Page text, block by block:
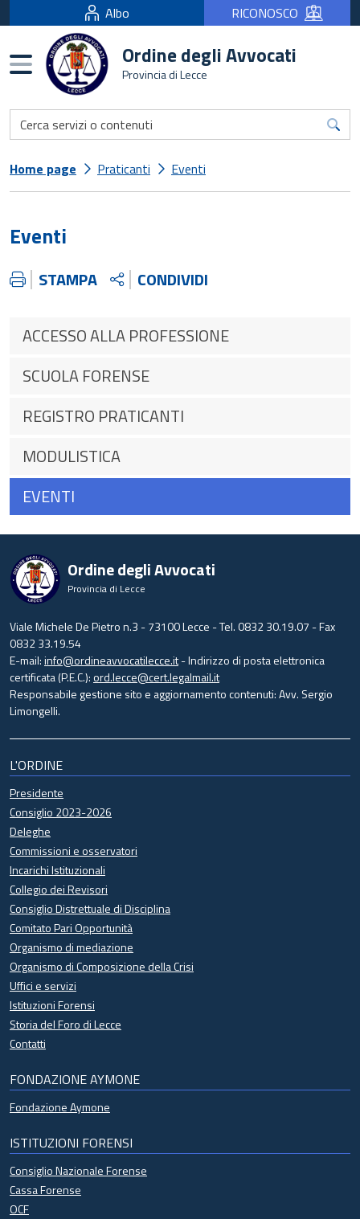
Albo RICONOSCO
Burger menu Ordine degli Avvocati
Provincia di Lecce
Home page Praticanti Eventi
Eventi
STAMPA CONDIVIDI
ACCESSO ALLA PROFESSIONE
SCUOLA FORENSE
REGISTRO PRATICANTI
MODULISTICA
EVENTI
Ordine degli Avvocati
Provincia di Lecce
Viale Michele De Pietro n.3 - 73100 Lecce - Tel. 0832 30.19.07 - Fax
0832 33.19.54
E-mail:info@ordineavvocatilecce.it- Indirizzo di posta elettronica
certificata (P.E.C.):ord.lecce@cert.legalmail.it
Responsabile gestione sito e aggiornamento contenuti: Avv. Sergio
Limongelli.
L'ORDINE
Presidente
Consiglio 2023-2026
Deleghe
Commissioni e osservatori
Incarichi Istituzionali
Collegio dei Revisori
Consiglio Distrettuale di Disciplina
Comitato Pari Opportunità
Organismo di mediazione
Organismo di Composizione della Crisi
Uffici e servizi
Istituzioni Forensi
Storia del Foro di Lecce
Contatti
FONDAZIONE AYMONE
Fondazione Aymone
ISTITUZIONI FORENSI
Consiglio Nazionale Forense
Cassa Forense
OCF